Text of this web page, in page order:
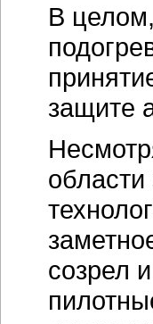
В
защите
созрел